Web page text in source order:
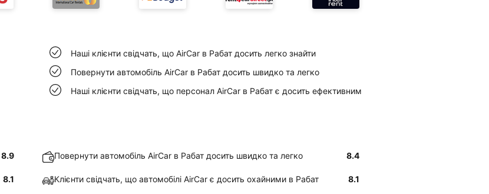
Наші клієнти свідчать, що AirCar в Рабат досить легко знайти
Повернути автомобіль AirCar в Рабат досить швидко та легко
Наші клієнти свідчать, що персонал AirCar в Рабат є досить ефективним
8.9 Повернути автомобіль AirCar в Рабат досить швидко та легко 8.4
8.1 Клієнти свідчать, що автомобілі AirCar є досить охайними в Рабат 8.1